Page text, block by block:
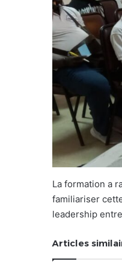
La formation a
familiariser
leadership
Articles